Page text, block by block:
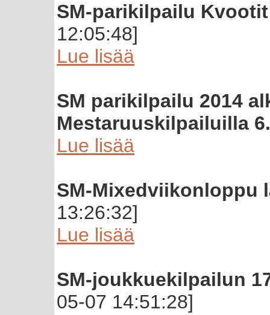
SM-parikilpailu
12:05:48]
Lue lisää
SM parikilpailu 2014
Mestaruuskilpailuilla
Lue lisää
SM-Mixedviikonloppu
13:26:32]
Lue lisää
SM-joukkuekilpailun
05-07 14:51:28]